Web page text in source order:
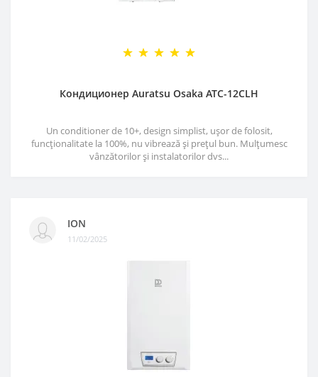
Кондиционер Auratsu Osaka ATC-12CLH
Un conditioner de 10+, design simplist, ușor de folosit,
funcționalitate la 100%, nu vibrează și prețul bun. Mulțumesc
vânzătorilor și instalatorilor dvs...
ION
11/02/2025